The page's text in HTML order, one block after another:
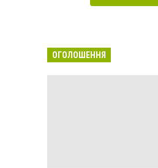
ОГОЛОШЕННЯ